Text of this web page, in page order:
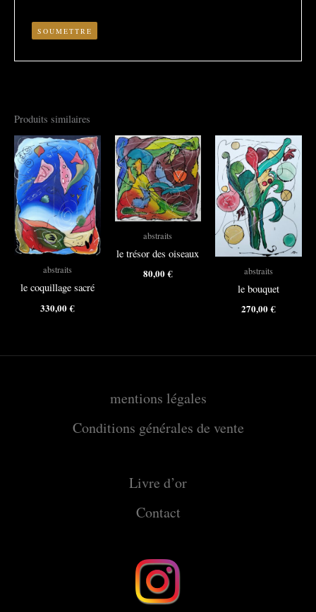
Produits similaires
abstraits
le coquillage sacré
330,00€
abstraits
le trésor des oiseaux
80,00€ abstraits
le bouquet
270,00€
mentions légales
Conditions générales de vente
Livre d’or
Contact